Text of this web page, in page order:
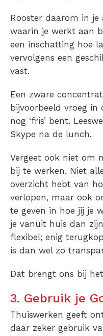
Rooster daarom in je
waarin je werkt aan
een inschatting hoe
vervolgens een
vast.
Een zware
bijvoorbeeld vroeg in
nog ‘fris’ bent.
Skype na de lunch.
Vergeet ook niet om
bij te werken. Niet
overzicht hebt van
verlopen, maar ook
te geven in hoe jij je
je vanuit huis dan
flexibel; enig
is dan wel zo
Dat brengt ons bij
3. Gebruik je
Thuiswerken geeft
daar zeker gebruik